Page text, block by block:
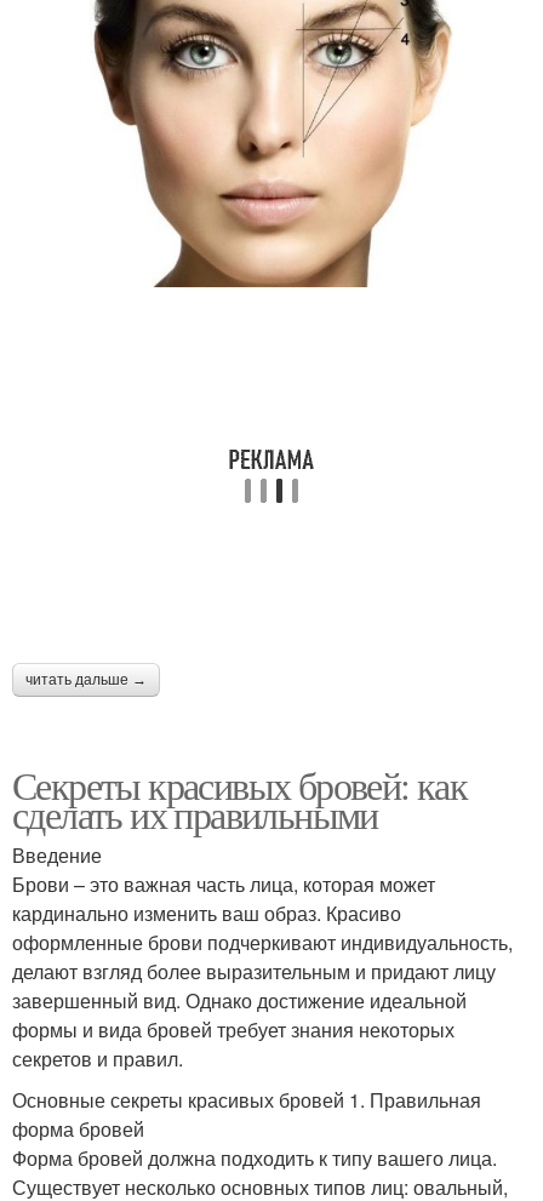
читать дальше →
Секреты красивых бровей: как
сделать их правильными
Введение
Брови – это важная часть лица, которая может
кардинально изменить ваш образ. Красиво
оформленные брови подчеркивают индивидуальность,
делают взгляд более выразительным и придают лицу
завершенный вид. Однако достижение идеальной
формы и вида бровей требует знания некоторых
секретов и правил.
Основные секреты красивых бровей 1. Правильная
форма бровей
Форма бровей должна подходить к типу вашего лица.
Существует несколько основных типов лиц: овальный,